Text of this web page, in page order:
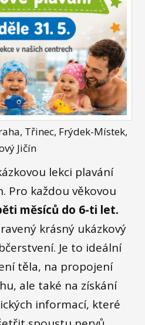
Třinec, Frýdek-Místek,
Jičín
lekci plavání
Pro každou věkovou
měsíců do 6-ti let.
krásný ukázkový
Je to ideální
těla, na propojení
ale také na získání
informací, které